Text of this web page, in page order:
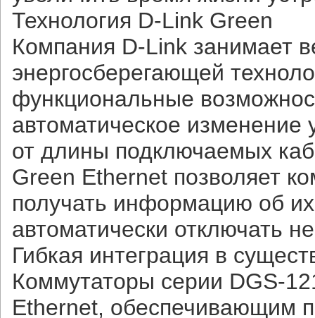
Технология D-Link Green
Компания D-Link занимает
энергосберегающей
функциональные
автоматическое изменение
от длины подключаемых
Green Ethernet позволяет
получать информацию об
автоматически отключать
Гибкая интеграция в
Коммутаторы серии DGS-
Ethernet, обеспечивающим